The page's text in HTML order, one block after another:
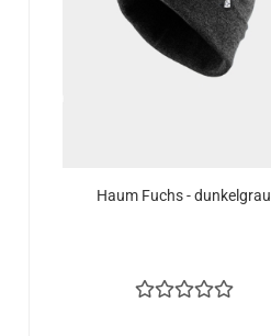
Haum Fuchs - dunkelgrau